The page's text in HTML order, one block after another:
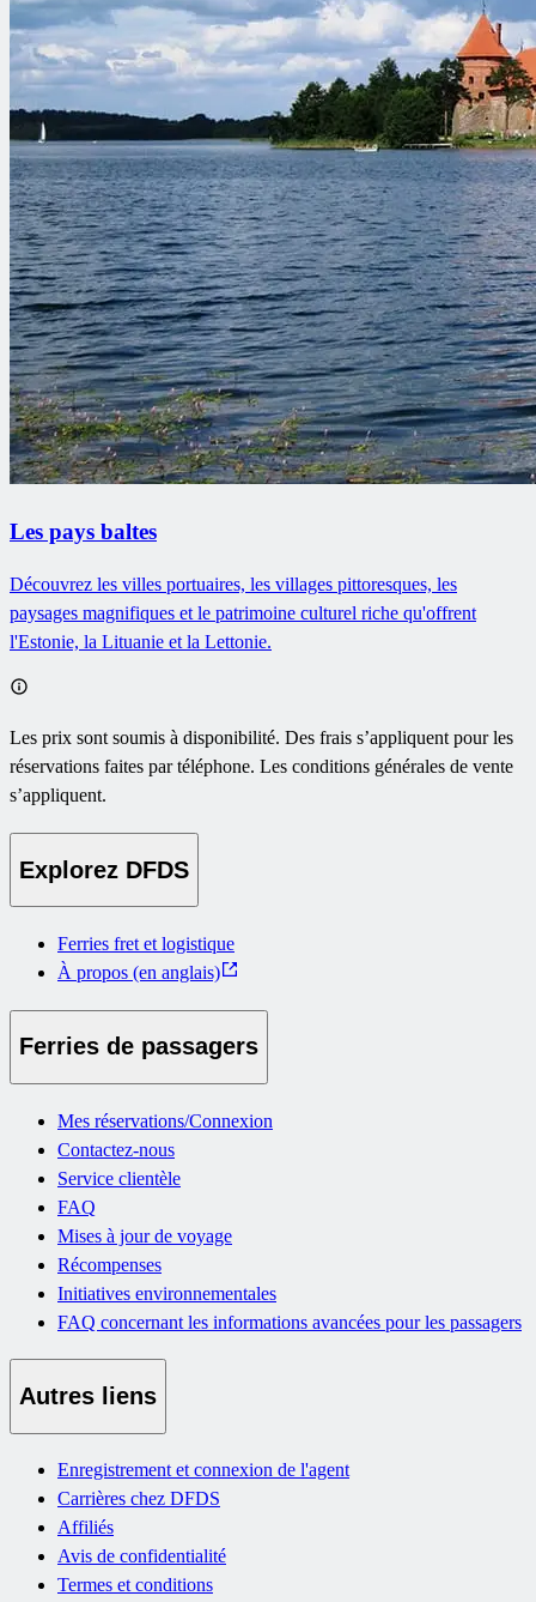
Les pays baltes
Découvrez les villes portuaires, les villages pittoresques, les
paysages magnifiques et le patrimoine culturel riche qu'offrent
l'Estonie, la Lituanie et la Lettonie.
Les prix sont soumis à disponibilité. Des frais s’appliquent pour les
réservations faites par téléphone. Les conditions générales de vente
s’appliquent.
Explorez DFDS
Ferries fret et logistique
À propos (en anglais)
Ferries de passagers
Mes réservations/Connexion
Contactez-nous
Service clientèle
FAQ
Mises à jour de voyage
Récompenses
Initiatives environnementales
FAQ concernant les informations avancées pour les passagers
Autres liens
Enregistrement et connexion de l'agent
Carrières chez DFDS
Affiliés
Avis de confidentialité
Termes et conditions